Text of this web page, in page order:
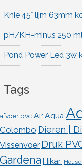
Knie 45° lijm 63mm
pH/KH-minus 250
Pond Power Led 3w
Tags
afvoer pvc Air Aqua
Colombo Dieren |
Vissenvoer Druk
Gardena Hikari